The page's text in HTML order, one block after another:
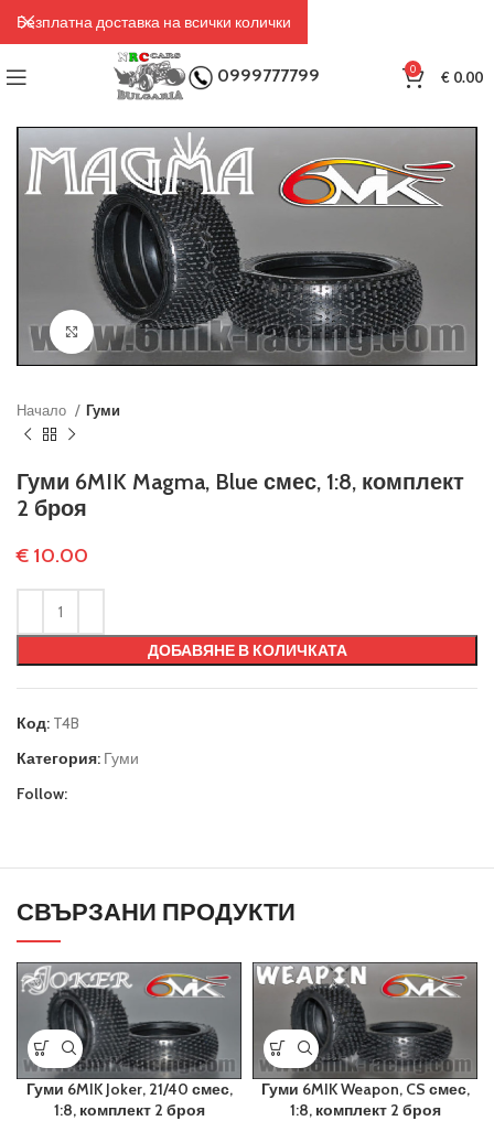
0999777799 0 €0.00
Click to enlarge
Начало Гуми
Гуми 6MIK Magma, Blue смес, 1:8, комплект
2 броя
€ 10.00
ДОБАВЯНЕ В КОЛИЧКАТА
Код: T4B
Категория: Гуми
Follow:
СВЪРЗАНИ ПРОДУКТИ
Гуми 6MIK Joker, 21/40 смес,
1:8, комплект 2 броя
Гуми 6MIK Weapon, CS смес,
1:8, комплект 2 броя
Безплатна доставка на всички колички